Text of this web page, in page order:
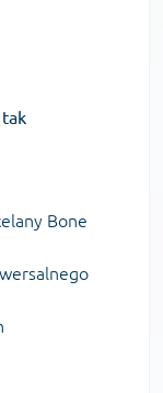
tak
Bone